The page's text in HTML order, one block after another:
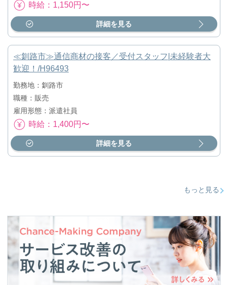
時給：1,150円〜
詳細を見る
≪釧路市≫通信商材の接客／受付スタッフ|未経験者大
歓迎！/H96493
勤務地：釧路市
職種：販売
雇用形態：派遣社員
時給：1,400円〜
詳細を見る
もっと見る